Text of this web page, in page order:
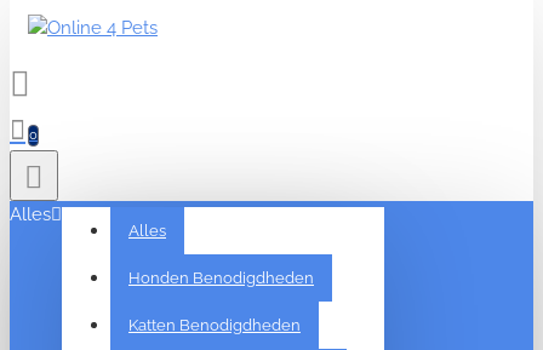
0
Alles
Alles
Honden Benodigdheden
Katten Benodigdheden